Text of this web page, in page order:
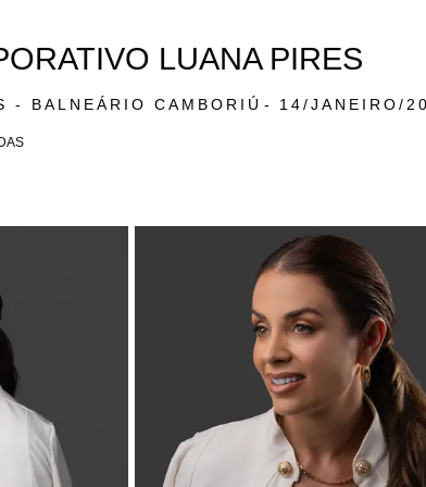
- BALNEÁRIO CAMBORIÚ 14/JANEIRO/
LUANA PIRES